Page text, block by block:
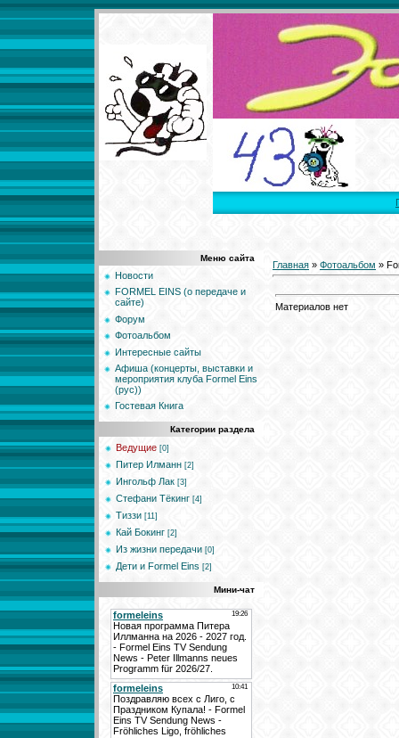
Меню сайта
Новости
FORMEL EINS (о передаче и
сайте)
Форум
Фотоальбом
Интересные сайты
Афиша (концерты, выставки и
мероприятия клуба Formel Eins
(рус))
Гостевая Книга
Категории раздела
Ведущие [0]
Питер Илманн [2]
Ингольф Лак [3]
Стефани Тёкинг [4]
Тиззи [11]
Кай Бокинг [2]
Из жизни передачи [0]
Дети и Formel Eins [2]
Мини-чат
Главная » Фотоальбом »
Материалов нет